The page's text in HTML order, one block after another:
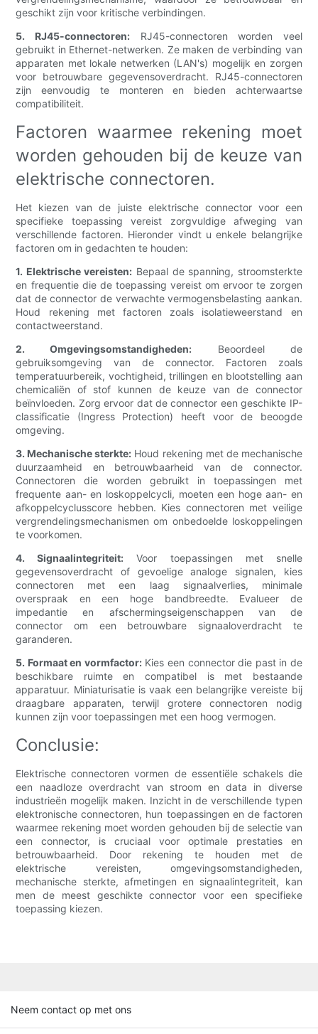
geschikt zijn voor kritische verbindingen.
5. RJ45-connectoren:RJ45-connectoren worden veel
gebruikt in Ethernet-netwerken. Ze maken de verbinding van
apparaten met lokale netwerken (LAN's) mogelijk en zorgen
voor betrouwbare gegevensoverdracht. RJ45-connectoren
zijn eenvoudig te monteren en bieden achterwaartse
compatibiliteit.
Factoren waarmee rekening moet
worden gehouden bij de keuze van
elektrische connectoren.
Het kiezen van de juiste elektrische connector voor een
specifieke toepassing vereist zorgvuldige afweging van
verschillende factoren. Hieronder vindt u enkele belangrijke
factoren om in gedachten te houden:
1. Elektrische vereisten: Bepaal de spanning, stroomsterkte
en frequentie die de toepassing vereist om ervoor te zorgen
dat de connector de verwachte vermogensbelasting aankan.
Houd rekening met factoren zoals isolatieweerstand en
contactweerstand.
2. Omgevingsomstandigheden: Beoordeel de
gebruiksomgeving van de connector. Factoren zoals
temperatuurbereik, vochtigheid, trillingen en blootstelling aan
chemicaliën of stof kunnen de keuze van de connector
beïnvloeden. Zorg ervoor dat de connector een geschikte IP-
classificatie (Ingress Protection) heeft voor de beoogde
omgeving.
3. Mechanische sterkte: Houd rekening met de mechanische
duurzaamheid en betrouwbaarheid van de connector.
Connectoren die worden gebruikt in toepassingen met
frequente aan- en loskoppelcycli, moeten een hoge aan- en
afkoppelcyclusscore hebben. Kies connectoren met veilige
vergrendelingsmechanismen om onbedoelde loskoppelingen
te voorkomen.
4. Signaalintegriteit: Voor toepassingen met snelle
gegevensoverdracht of gevoelige analoge signalen, kies
connectoren met een laag signaalverlies, minimale
overspraak en een hoge bandbreedte. Evalueer de
impedantie en afschermingseigenschappen van de
connector om een ​​betrouwbare signaaloverdracht te
garanderen.
5. Formaat en vormfactor:Kies een connector die past in de
beschikbare ruimte en compatibel is met bestaande
apparatuur. Miniaturisatie is vaak een belangrijke vereiste bij
draagbare apparaten, terwijl grotere connectoren nodig
kunnen zijn voor toepassingen met een hoog vermogen.
Conclusie:
Elektrische connectoren vormen de essentiële schakels die
een naadloze overdracht van stroom en data in diverse
industrieën mogelijk maken. Inzicht in de verschillende typen
elektronische connectoren, hun toepassingen en de factoren
waarmee rekening moet worden gehouden bij de selectie van
een connector, is cruciaal voor optimale prestaties en
betrouwbaarheid. Door rekening te houden met de
elektrische vereisten, omgevingsomstandigheden,
mechanische sterkte, afmetingen en signaalintegriteit, kan
men de meest geschikte connector voor een specifieke
toepassing kiezen.
Neem contact op met ons